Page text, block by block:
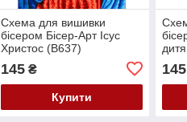
Схема для вишивки
бісером Бісер-Арт Ісус
Христос (B637)
145₴
Купити
145